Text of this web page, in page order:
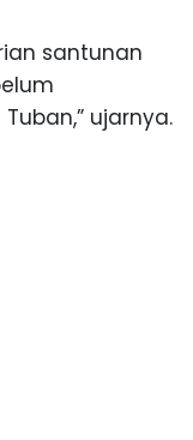
santunan
ujarnya.